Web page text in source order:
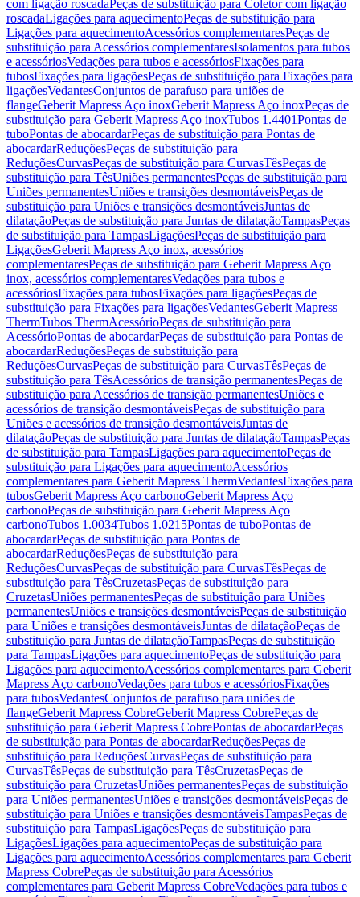
com ligação roscadaPeças de substituição para Coletor com ligação
roscadaLigações para aquecimentoPeças de substituição para
Ligações para aquecimentoAcessórios complementaresPeças de
substituição para Acessórios complementaresIsolamentos para tubos
e acessóriosVedações para tubos e acessóriosFixações para
tubosFixações para ligaçõesPeças de substituição para Fixações para
ligaçõesVedantesConjuntos de parafuso para uniões de
flangeGeberit Mapress Aço inoxGeberit Mapress Aço inoxPeças de
substituição para Geberit Mapress Aço inoxTubos 1.4401Pontas de
tuboPontas de abocardarPeças de substituição para Pontas de
abocardarReduçõesPeças de substituição para
ReduçõesCurvasPeças de substituição para CurvasTêsPeças de
substituição para TêsUniões permanentesPeças de substituição para
Uniões permanentesUniões e transições desmontáveisPeças de
substituição para Uniões e transições desmontáveisJuntas de
dilataçãoPeças de substituição para Juntas de dilataçãoTampasPeças
de substituição para TampasLigaçõesPeças de substituição para
LigaçõesGeberit Mapress Aço inox, acessórios
complementaresPeças de substituição para Geberit Mapress Aço
inox, acessórios complementaresVedações para tubos e
acessóriosFixações para tubosFixações para ligaçõesPeças de
substituição para Fixações para ligaçõesVedantesGeberit Mapress
ThermTubos ThermAcessórioPeças de substituição para
AcessórioPontas de abocardarPeças de substituição para Pontas de
abocardarReduçõesPeças de substituição para
ReduçõesCurvasPeças de substituição para CurvasTêsPeças de
substituição para TêsAcessórios de transição permanentesPeças de
substituição para Acessórios de transição permanentesUniões e
acessórios de transição desmontáveisPeças de substituição para
Uniões e acessórios de transição desmontáveisJuntas de
dilataçãoPeças de substituição para Juntas de dilataçãoTampasPeças
de substituição para TampasLigações para aquecimentoPeças de
substituição para Ligações para aquecimentoAcessórios
complementares para Geberit Mapress ThermVedantesFixações para
tubosGeberit Mapress Aço carbonoGeberit Mapress Aço
carbonoPeças de substituição para Geberit Mapress Aço
carbonoTubos 1.0034Tubos 1.0215Pontas de tuboPontas de
abocardarPeças de substituição para Pontas de
abocardarReduçõesPeças de substituição para
ReduçõesCurvasPeças de substituição para CurvasTêsPeças de
substituição para TêsCruzetasPeças de substituição para
CruzetasUniões permanentesPeças de substituição para Uniões
permanentesUniões e transições desmontáveisPeças de substituição
para Uniões e transições desmontáveisJuntas de dilataçãoPeças de
substituição para Juntas de dilataçãoTampasPeças de substituição
para TampasLigações para aquecimentoPeças de substituição para
Ligações para aquecimentoAcessórios complementares para Geberit
Mapress Aço carbonoVedações para tubos e acessóriosFixações
para tubosVedantesConjuntos de parafuso para uniões de
flangeGeberit Mapress CobreGeberit Mapress CobrePeças de
substituição para Geberit Mapress CobrePontas de abocardarPeças
de substituição para Pontas de abocardarReduçõesPeças de
substituição para ReduçõesCurvasPeças de substituição para
CurvasTêsPeças de substituição para TêsCruzetasPeças de
substituição para CruzetasUniões permanentesPeças de substituição
para Uniões permanentesUniões e transições desmontáveisPeças de
substituição para Uniões e transições desmontáveisTampasPeças de
substituição para TampasLigaçõesPeças de substituição para
LigaçõesLigações para aquecimentoPeças de substituição para
Ligações para aquecimentoAcessórios complementares para Geberit
Mapress CobrePeças de substituição para Acessórios
complementares para Geberit Mapress CobreVedações para tubos e